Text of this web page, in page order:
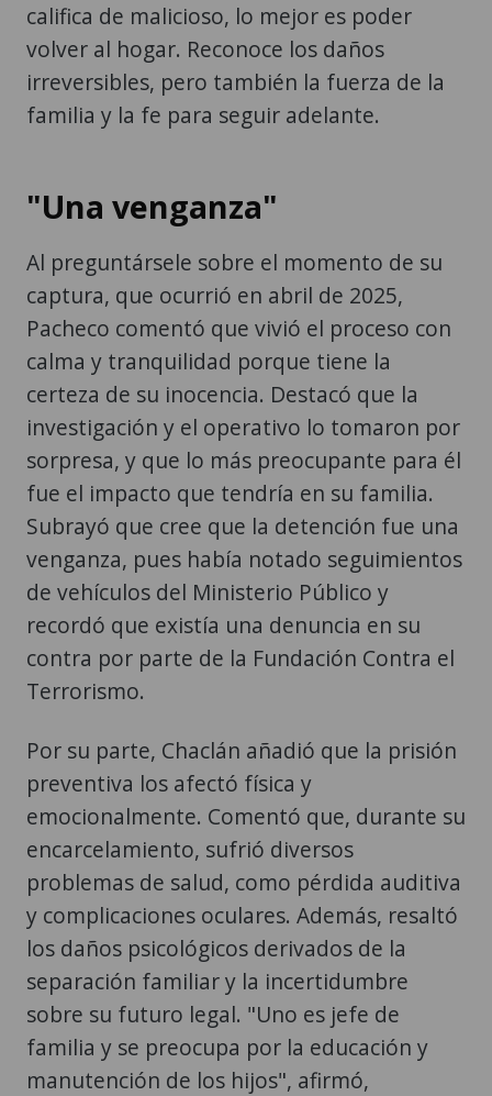
califica de malicioso, lo mejor es poder
volver al hogar. Reconoce los daños
irreversibles, pero también la fuerza de la
familia y la fe para seguir adelante.
"Una venganza"
Al preguntársele sobre el momento de su
captura, que ocurrió en abril de 2025,
Pacheco comentó que vivió el proceso con
calma y tranquilidad porque tiene la
certeza de su inocencia. Destacó que la
investigación y el operativo lo tomaron por
sorpresa, y que lo más preocupante para él
fue el impacto que tendría en su familia.
Subrayó que cree que la detención fue una
venganza, pues había notado seguimientos
de vehículos del Ministerio Público y
recordó que existía una denuncia en su
contra por parte de la Fundación Contra el
Terrorismo.
Por su parte, Chaclán añadió que la prisión
preventiva los afectó física y
emocionalmente. Comentó que, durante su
encarcelamiento, sufrió diversos
problemas de salud, como pérdida auditiva
y complicaciones oculares. Además, resaltó
los daños psicológicos derivados de la
separación familiar y la incertidumbre
sobre su futuro legal. "Uno es jefe de
familia y se preocupa por la educación y
manutención de los hijos", afirmó,